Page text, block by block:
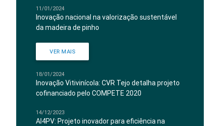
11/01/2024
Inovação nacional na valorização sustentável
da madeira de pinho
VER MAIS
18/01/2024
Inovação Vitivinícola: CVR Tejo detalha projeto
cofinanciado pelo COMPETE 2020
14/12/2023
AI4PV: Projeto inovador para eficiência na